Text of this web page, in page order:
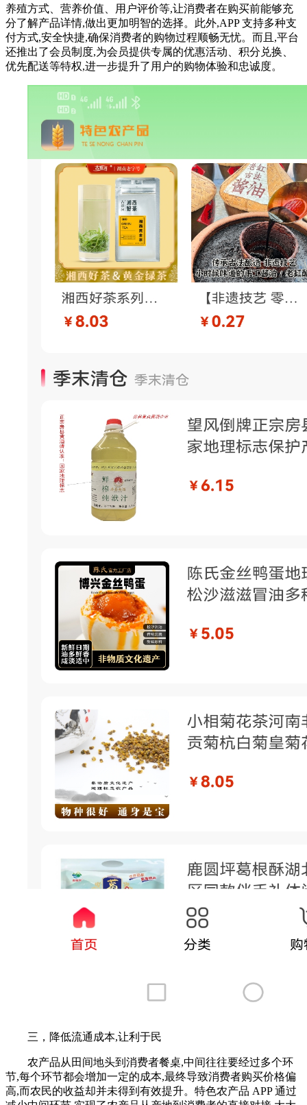
养殖方式、营养价值、用户评价等,让消费者在购买前能够充
分了解产品详情,做出更加明智的选择。此外,APP 支持多种支
付方式,安全快捷,确保消费者的购物过程顺畅无忧。而且,平台
还推出了会员制度,为会员提供专属的优惠活动、积分兑换、
优先配送等特权,进一步提升了用户的购物体验和忠诚度。
三，降低流通成本,让利于民
农产品从田间地头到消费者餐桌,中间往往要经过多个环
节,每个环节都会增加一定的成本,最终导致消费者购买价格偏
高,而农民的收益却并未得到有效提升。特色农产品 APP 通过